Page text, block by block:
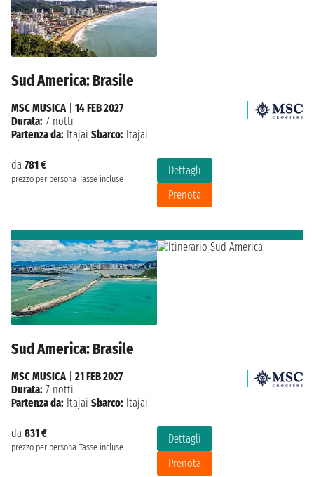
Sud America: Brasile
da 781 €
prezzo per persona Tasse incluse
Dettagli
Prenota
MSC MUSICA| 14 FEB 2027
Durata: 7 notti
Partenza da: Itajai Sbarco: Itajai
Sud America: Brasile
da 831 €
prezzo per persona Tasse incluse
Dettagli
Prenota
MSC MUSICA| 21 FEB 2027
Durata: 7 notti
Partenza da: Itajai Sbarco: Itajai